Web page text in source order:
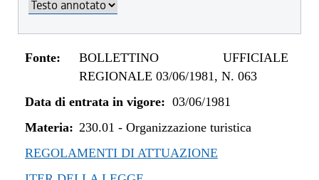
Fonte:
BOLLETTINO UFFICIALE
REGIONALE 03/06/1981, N. 063
Data di entrata in vigore: 03/06/1981
Materia: 230.01 - Organizzazione turistica
REGOLAMENTI DI ATTUAZIONE